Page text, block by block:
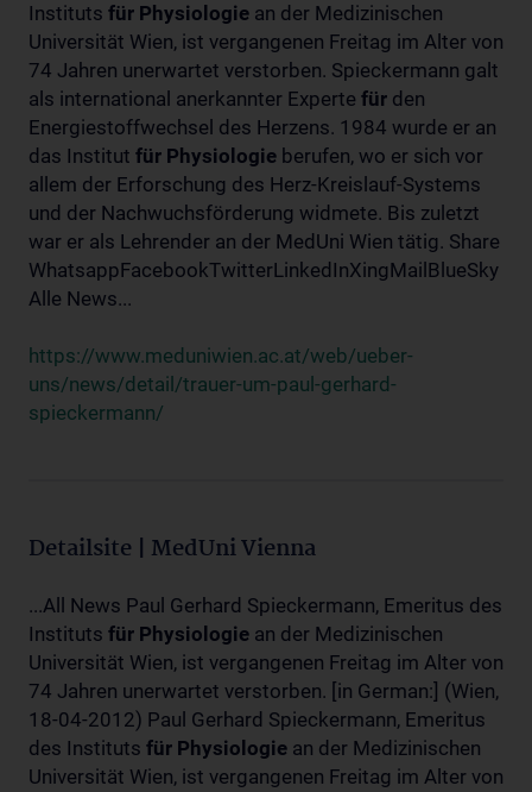
Instituts für Physiologie an der Medizinischen
Universität Wien, ist vergangenen Freitag im Alter von
74 Jahren unerwartet verstorben. Spieckermann galt
als international anerkannter Experte für den
Energiestoffwechsel des Herzens. 1984 wurde er an
das Institut für Physiologie berufen, wo er sich vor
allem der Erforschung des Herz-Kreislauf-Systems
und der Nachwuchsförderung widmete. Bis zuletzt
war er als Lehrender an der MedUni Wien tätig. Share
WhatsappFacebookTwitterLinkedInXingMailBlueSky
Alle News...
https://www.meduniwien.ac.at/web/ueber-
uns/news/detail/trauer-um-paul-gerhard-
spieckermann/
Detailsite | MedUni Vienna
...All News Paul Gerhard Spieckermann, Emeritus des
Instituts für Physiologie an der Medizinischen
Universität Wien, ist vergangenen Freitag im Alter von
74 Jahren unerwartet verstorben. [in German:] (Wien,
18-04-2012) Paul Gerhard Spieckermann, Emeritus
des Instituts für Physiologie an der Medizinischen
Universität Wien, ist vergangenen Freitag im Alter von